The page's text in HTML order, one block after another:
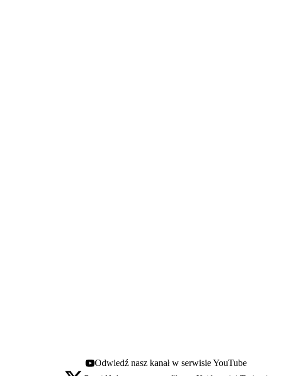
Youtube - otwiera się w nowej karcie
Odwiedź nasz kanał w serwisie YouTube